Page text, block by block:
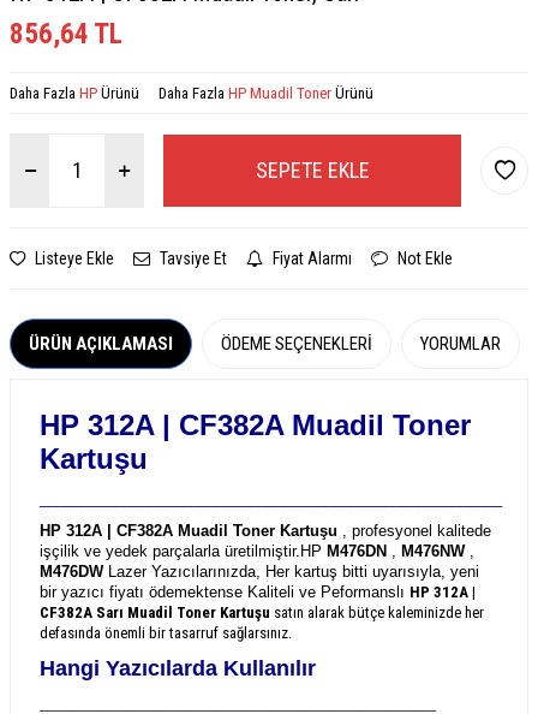
856,64 TL
Daha Fazla HP Ürünü Daha Fazla HP Muadil Toner Ürünü
SEPETE EKLE
Listeye Ekle Tavsiye Et Fiyat Alarmı Not Ekle
ÜRÜN AÇIKLAMASI ÖDEME SEÇENEKLERI YORUMLAR
HP 312A | CF382A Muadil Toner
Kartuşu
HP 312A | CF382A Muadil Toner Kartuşu
, profesyonel kalitede
işçilik ve yedek parçalarla üretilmiştir. HP M476DN M476NW
M476DW Lazer Yazıcılarınızda, Her kartuş bitti uyarısıyla, yeni
bir yazıcı fiyatı ödemektense Kaliteli ve Peformanslı HP 312A |
CF382A Sarı Muadil Toner Kartuşu satın alarak bütçe kaleminizde her
defasında önemli bir tasarruf sağlarsınız.
Hangi Yazıcılarda Kullanılır